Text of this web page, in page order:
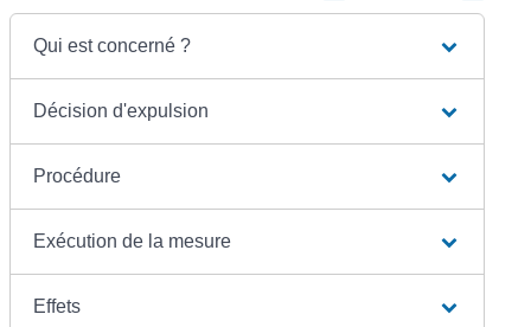
Qui est concerné ?
Décision d'expulsion
Procédure
Exécution de la mesure
Effets